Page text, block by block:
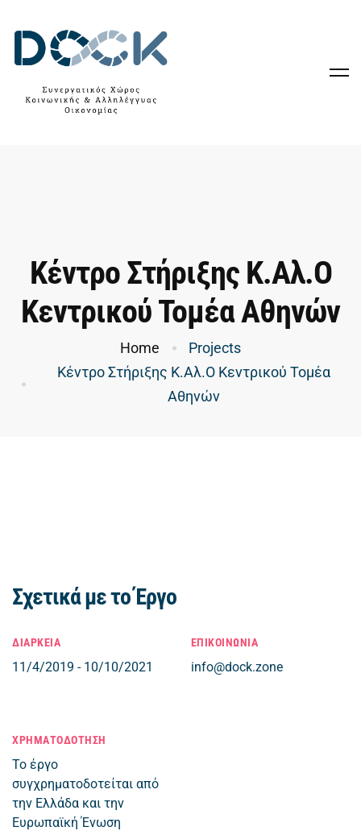
Κέντρο Στήριξης Κ.Αλ.Ο
Κεντρικού Τομέα Αθηνών
Home
Projects
Κέντρο Στήριξης Κ.Αλ.Ο Κεντρικού Τομέα
Αθηνών
Σχετικά με το Έργο
ΔΙΑΡΚΕΙΑ
11/4/2019 - 10/10/2021
ΕΠΙΚΟΙΝΩΝΙΑ
info@dock.zone
ΧΡΗΜΑΤΟΔΟΤΗΣΗ
Το έργο
συγχρηματοδοτείται από
την Ελλάδα και την
Ευρωπαϊκή Ένωση